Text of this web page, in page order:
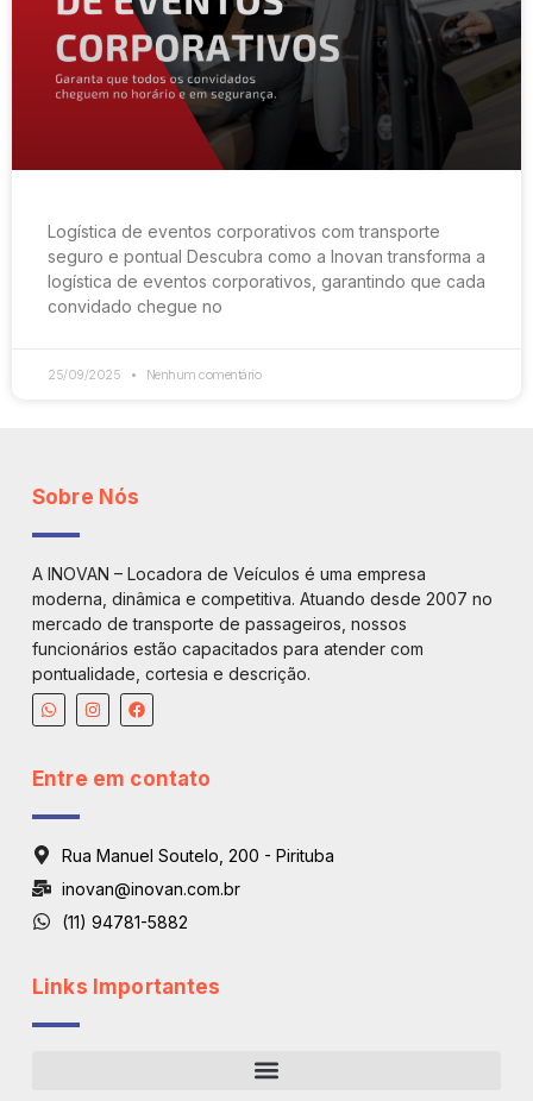
Logística de eventos corporativos com transporte
seguro e pontual Descubra como a Inovan transforma a
logística de eventos corporativos, garantindo que cada
convidado chegue no
25/09/2025 Nenhum comentário
Sobre Nós
A INOVAN – Locadora de Veículos é uma empresa
moderna, dinâmica e competitiva. Atuando desde 2007 no
mercado de transporte de passageiros, nossos
funcionários estão capacitados para atender com
pontualidade, cortesia e descrição.
Entre em contato
Rua Manuel Soutelo, 200 - Pirituba
inovan@inovan.com.br
(11) 94781-5882
Links Importantes